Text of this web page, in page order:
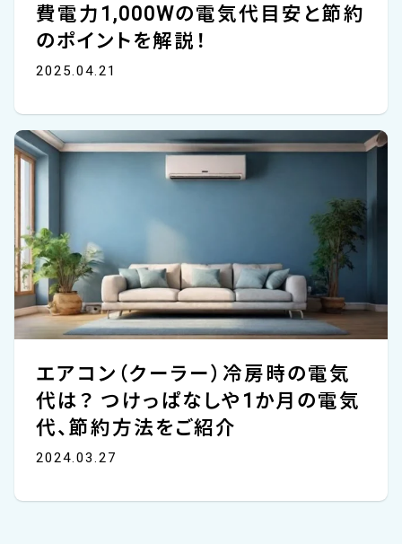
費電力1,000Wの電気代目安と節約
のポイントを解説！
2025.04.21
エアコン（クーラー）冷房時の電気
代は？ つけっぱなしや1か月の電気
代、節約方法をご紹介
2024.03.27